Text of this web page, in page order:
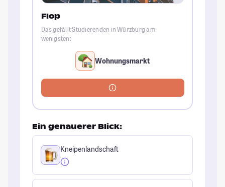
Flop
Das gefällt Studierenden in Würzburg am
wenigsten:
Wohnungsmarkt
Ein genauerer Blick:
Kneipenlandschaft